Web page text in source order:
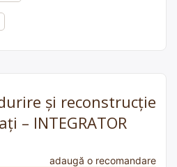
și reconstrucție
– INTEGRATOR
adaugă o recomandare